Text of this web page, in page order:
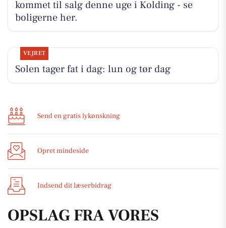
kommet til salg denne uge i Kolding - se
boligerne her.
VEJRET
Solen tager fat i dag: lun og tør dag
Send en gratis lykønskning
Opret mindeside
Indsend dit læserbidrag
OPSLAG FRA VORES